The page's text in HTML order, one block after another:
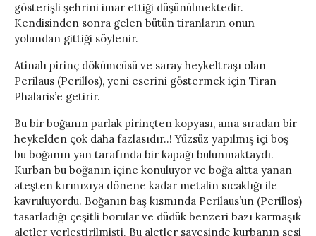
gösterişli şehrini imar ettiği düşünülmektedir.
Kendisinden sonra gelen bütün tiranların onun
yolundan gittiği söylenir.
Atinalı pirinç dökümcüsü ve saray heykeltraşı olan
Perilaus (Perillos), yeni eserini göstermek için Tiran
Phalaris’e getirir.
Bu bir boğanın parlak pirinçten kopyası, ama sıradan bir
heykelden çok daha fazlasıdır..! Yüzsüz yapılmış içi boş
bu boğanın yan tarafında bir kapağı bulunmaktaydı.
Kurban bu boğanın içine konuluyor ve boğa altta yanan
ateşten kırmızıya dönene kadar metalin sıcaklığı ile
kavruluyordu. Boğanın baş kısmında Perilaus’un (Perillos)
tasarladığı çeşitli borular ve düdük benzeri bazı karmaşık
aletler yerleştirilmişti. Bu aletler sayesinde kurbanın sesi